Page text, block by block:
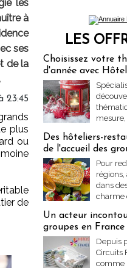
les
à
ses
de la
23:45
plus
ou
de
LES
Choisissez votre
d'année avec
mesure,
Des hôteliers-
de l'accueil des
Pour
régions,
dans
charme
Un acteur
groupes en France
Depuis
Circuits
comme